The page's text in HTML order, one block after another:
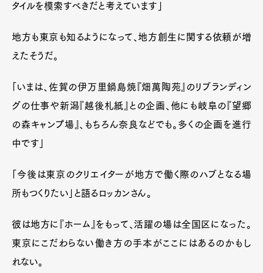
タイルを模索すべきだと考えています」
地方も東京も知るようになって、地方創生に関する依頼が増
えたそうだ。
「いまは、佐賀の伊万里鍋島焼『畑萬陶苑』のリブランディン
グの仕事や新潟『越後札紙』との企画、他にも岐阜の『望郷
の森キャンプ場』、もちろん奈良などでも。多くの企画を進行
中です」
「今後は東京のクリエイターが地方で働く際のハブとなる場
所もつくりたい」と語るロッカンさん。
彼は地方に『ホーム』をもって、活躍の場は全国区になった。
東京にこだわらない働き方の手本がここにはあるのかもし
れない。